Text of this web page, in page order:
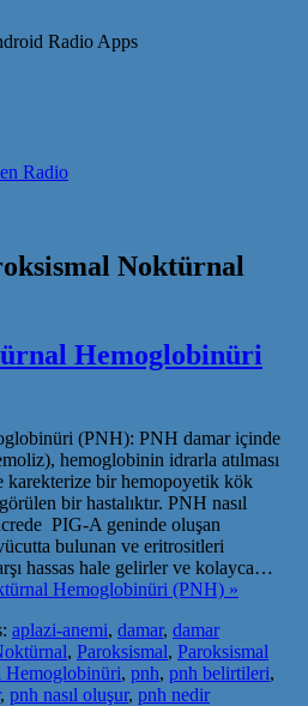
Radio Apps
Radio
Noktürnal
Hemoglobinüri
(PNH): PNH damar içinde
hemoglobinin idrarla atılması
karekterize bir hemopoyetik kök
bir hastalıktır. PNH nasıl
PIG-A geninde oluşan
bulunan ve eritrositleri
hassas hale gelirler ve kolayca…
Hemoglobinüri (PNH) »
aplazi-anemi, damar, damar
, Paroksismal, Paroksismal
Hemoglobinüri, pnh, pnh belirtileri,
, pnh nasıl oluşur, pnh nedir